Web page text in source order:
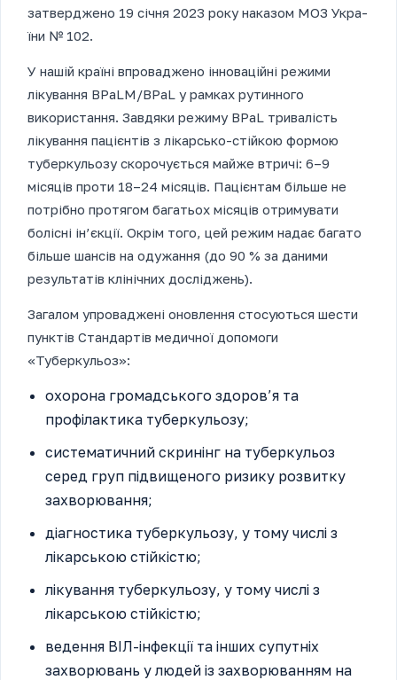
затверджено 19 січня 2023 року наказом МОЗ Укра­
їни № 102.
У нашій країні впроваджено інноваційні режими
лікування BPaLM/­BPaL у рамках рутинного
використання. Завдяки режиму BPaL тривалість
лікування пацієнтів з лікар­сько-стійкою формою
туберкульозу скорочується майже втричі: 6–9
місяців проти 18–24 місяців. Пацієнтам більше не
потрібно протягом багатьох місяців отримувати
болісні ін’єкції. Окрім того, цей режим надає багато
більше шансів на одужання (до 90 % за даними
результатів клінічних досліджень).
Загалом упроваджені оновлення стосуються шести
пунктів Стандартів медичної допомоги
«Туберкульоз»:
охорона громадського здоров’я та
профілактика туберкульозу;
систематичний скринінг на туберкульоз
серед груп підвищеного ризику розвитку
захворювання;
діагностика туберкульозу, у тому числі з
лікарською стійкістю;
лікування туберкульозу, у тому числі з
лікарською стійкістю;
ведення ВІЛ-інфекції та інших супутніх
захворювань у людей із захворюванням на